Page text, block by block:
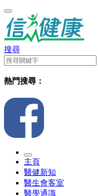
搜尋
熱門搜尋：
主頁
醫健新知
醫生會客室
醫學通識